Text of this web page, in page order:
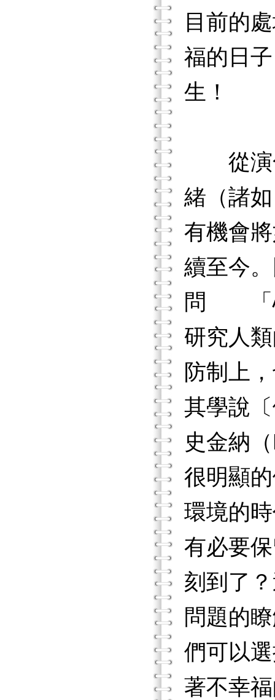
目前的
福的日
生！
從演化
緒（諸
有機會
續至今
問 「心
研究人
防制上
其學說
史金納
很明顯
環境的
有必要
刻到了
問題的
們可以
著不幸